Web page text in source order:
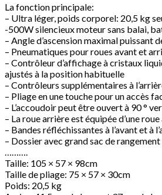
La fonction principale:
– Ultra léger, poids corporel: 20,5 kg
-500W silencieux moteur sans balai,
– Angle d’ascension maximal puissant
– Pneumatiques pour roues avant et
– Contrôleur d’affichage à cristaux
ajustés à la position habituelle
– Contrôleurs supplémentaires à
– Pliage en une touche pour un accès
– L’accoudoir peut être ouvert à 90 °
– La roue arrière est équipée d’une
– Bandes réfléchissantes à l’avant et
– Dossier avec grand sac de rangement
……….
Taille: 105 × 57 × 98cm
Taille de pliage: 75 × 57 × 30cm
Poids: 20,5 kg